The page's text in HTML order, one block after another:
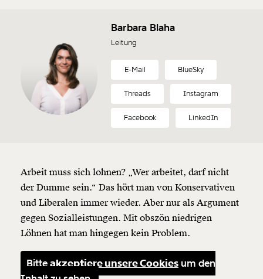
Barbara Blaha
Leitung
E-Mail BlueSky
Threads Instagram
Facebook LinkedIn
Arbeit muss sich lohnen? „Wer arbeitet, darf nicht
der Dumme sein.“ Das hört man von Konservativen
und Liberalen immer wieder. Aber nur als Argument
gegen Sozialleistungen. Mit obszön niedrigen
Löhnen hat man hingegen kein Problem.
Bitteakzeptiere unsere Cookies um den